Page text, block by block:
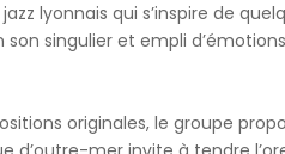
lyonnais qui s’inspire de
singulier et empli
originales, le groupe